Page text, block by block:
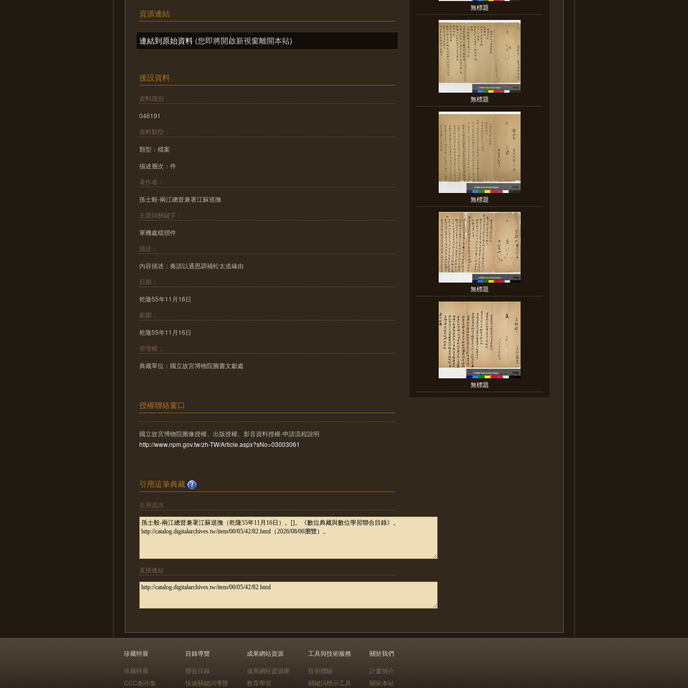
資源連結
連結到原始資料 (您即將開啟新視窗離開本站)
後設資料
資料識別：
046191
資料類型：
類型：檔案
描述層次：件
著作者：
孫士毅-兩江總督兼署江蘇巡撫
主題與關鍵字：
軍機處檔摺件
描述：
內容描述：奏請以通恩調補松太道緣由
日期：
乾隆55年11月16日
範圍：
乾隆55年11月16日
管理權：
典藏單位：國立故宮博物院圖書文獻處
授權聯絡窗口
國立故宮博物院圖像授權、出版授權、影音資料授權-申請流程說明
http://www.npm.gov.tw/zh-TW/Article.aspx?sNo=03003061
引用這筆典藏
引用資訊
直接連結
無標題
無標題
無標題
無標題
無標題
珍藏特展
珍藏特展
CCC創作集
目錄導覽
聯合目錄
快速關鍵詞導覽
成果網站資源
成果網站資源庫
教育學習
工具與技術服務
技術體驗
關鍵詞標示工具
關於我們
計畫簡介
關於本站